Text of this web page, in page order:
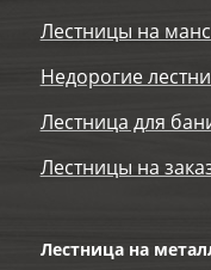
Лестницы на
Недорогие
Лестница для
Лестницы на
Лестница на